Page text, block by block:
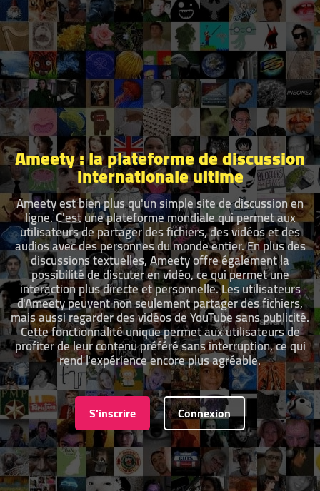
Ameety : la plateforme de discussion
internationale ultime
Ameety est bien plus qu'un simple site de discussion en
ligne. C'est une plateforme mondiale qui permet aux
utilisateurs de partager des fichiers, des vidéos et des
audios avec des personnes du monde entier. En plus des
discussions textuelles, Ameety offre également la
possibilité de discuter en vidéo, ce qui permet une
interaction plus directe et personnelle. Les utilisateurs
d'Ameety peuvent non seulement partager des fichiers,
mais aussi regarder des vidéos de YouTube sans publicité.
Cette fonctionnalité unique permet aux utilisateurs de
profiter de leur contenu préféré sans interruption, ce qui
rend l'expérience encore plus agréable.
S'inscrire Connexion